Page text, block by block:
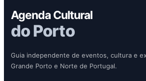
Agenda Cultural
do Porto
Guia independente de eventos, cultura e
Grande Porto e Norte de Portugal.